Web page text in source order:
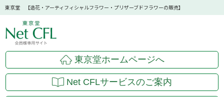
東京堂 【造花・アーティフィシャルフラワー・プリザーブドフラワーの販売】
東京堂ホームページへ
Net CFLサービスのご案内